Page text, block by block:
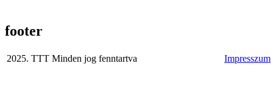
footer
2025. TTT Minden jog fenntartva Impresszum